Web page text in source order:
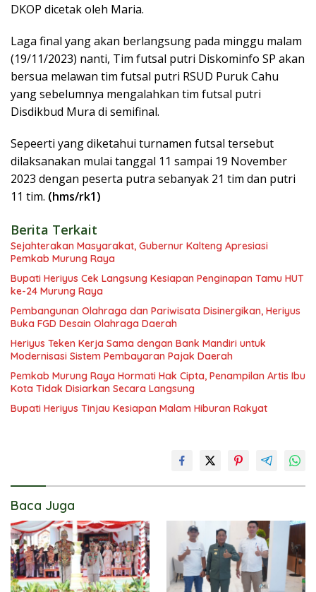
DKOP dicetak oleh Maria.
Laga final yang akan berlangsung pada minggu malam
(19/11/2023) nanti, Tim futsal putri Diskominfo SP akan
bersua melawan tim futsal putri RSUD Puruk Cahu
yang sebelumnya mengalahkan tim futsal putri
Disdikbud Mura di semifinal.
Sepeerti yang diketahui turnamen futsal tersebut
dilaksanakan mulai tanggal 11 sampai 19 November
2023 dengan peserta putra sebanyak 21 tim dan putri
11 tim. (hms/rk1)
Berita Terkait
Sejahterakan Masyarakat, Gubernur Kalteng Apresiasi
Pemkab Murung Raya
Bupati Heriyus Cek Langsung Kesiapan Penginapan Tamu HUT
ke-24 Murung Raya
Pembangunan Olahraga dan Pariwisata Disinergikan, Heriyus
Buka FGD Desain Olahraga Daerah
Heriyus Teken Kerja Sama dengan Bank Mandiri untuk
Modernisasi Sistem Pembayaran Pajak Daerah
Pemkab Murung Raya Hormati Hak Cipta, Penampilan Artis Ibu
Kota Tidak Disiarkan Secara Langsung
Bupati Heriyus Tinjau Kesiapan Malam Hiburan Rakyat
Baca Juga